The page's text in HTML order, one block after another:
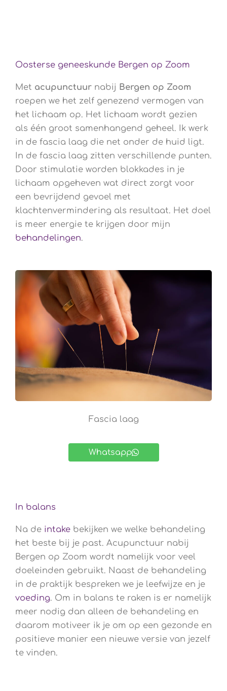
Oosterse geneeskunde Bergen op Zoom
Met acupunctuur nabij Bergen op Zoom
roepen we het zelf genezend vermogen van
het lichaam op. Het lichaam wordt gezien
als één groot samenhangend geheel. Ik werk
in de fascia laag die net onder de huid ligt.
In de fascia laag zitten verschillende punten.
Door stimulatie worden blokkades in je
lichaam opgeheven wat direct zorgt voor
een bevrijdend gevoel met
klachtenvermindering als resultaat. Het doel
is meer energie te krijgen door mijn
behandelingen.
Fascia laag
Whatsapp
In balans
Na de intake bekijken we welke behandeling
het beste bij je past. Acupunctuur nabij
Bergen op Zoom wordt namelijk voor veel
doeleinden gebruikt. Naast de behandeling
in de praktijk bespreken we je leefwijze en je
voeding. Om in balans te raken is er namelijk
meer nodig dan alleen de behandeling en
daarom motiveer ik je om op een gezonde en
positieve manier een nieuwe versie van jezelf
te vinden.